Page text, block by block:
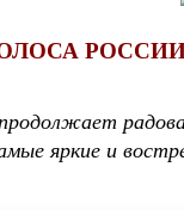
яркие и